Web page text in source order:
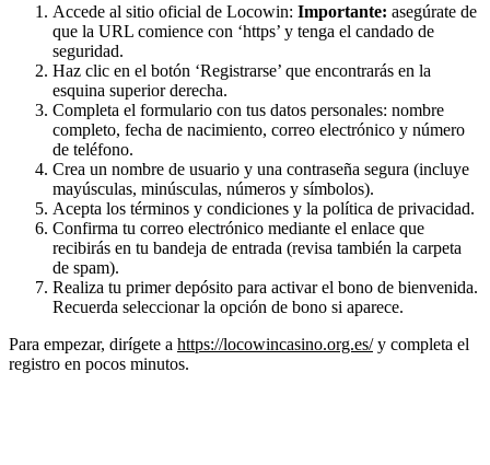
Accede al sitio oficial de Locowin: Importante: asegúrate de
que la URL comience con ‘https’ y tenga el candado de
seguridad.
Haz clic en el botón ‘Registrarse’ que encontrarás en la
esquina superior derecha.
Completa el formulario con tus datos personales: nombre
completo, fecha de nacimiento, correo electrónico y número
de teléfono.
Crea un nombre de usuario y una contraseña segura (incluye
mayúsculas, minúsculas, números y símbolos).
Acepta los términos y condiciones y la política de privacidad.
Confirma tu correo electrónico mediante el enlace que
recibirás en tu bandeja de entrada (revisa también la carpeta
de spam).
Realiza tu primer depósito para activar el bono de bienvenida.
Recuerda seleccionar la opción de bono si aparece.
Para empezar, dirígete a https://locowincasino.org.es/y completa el
registro en pocos minutos.